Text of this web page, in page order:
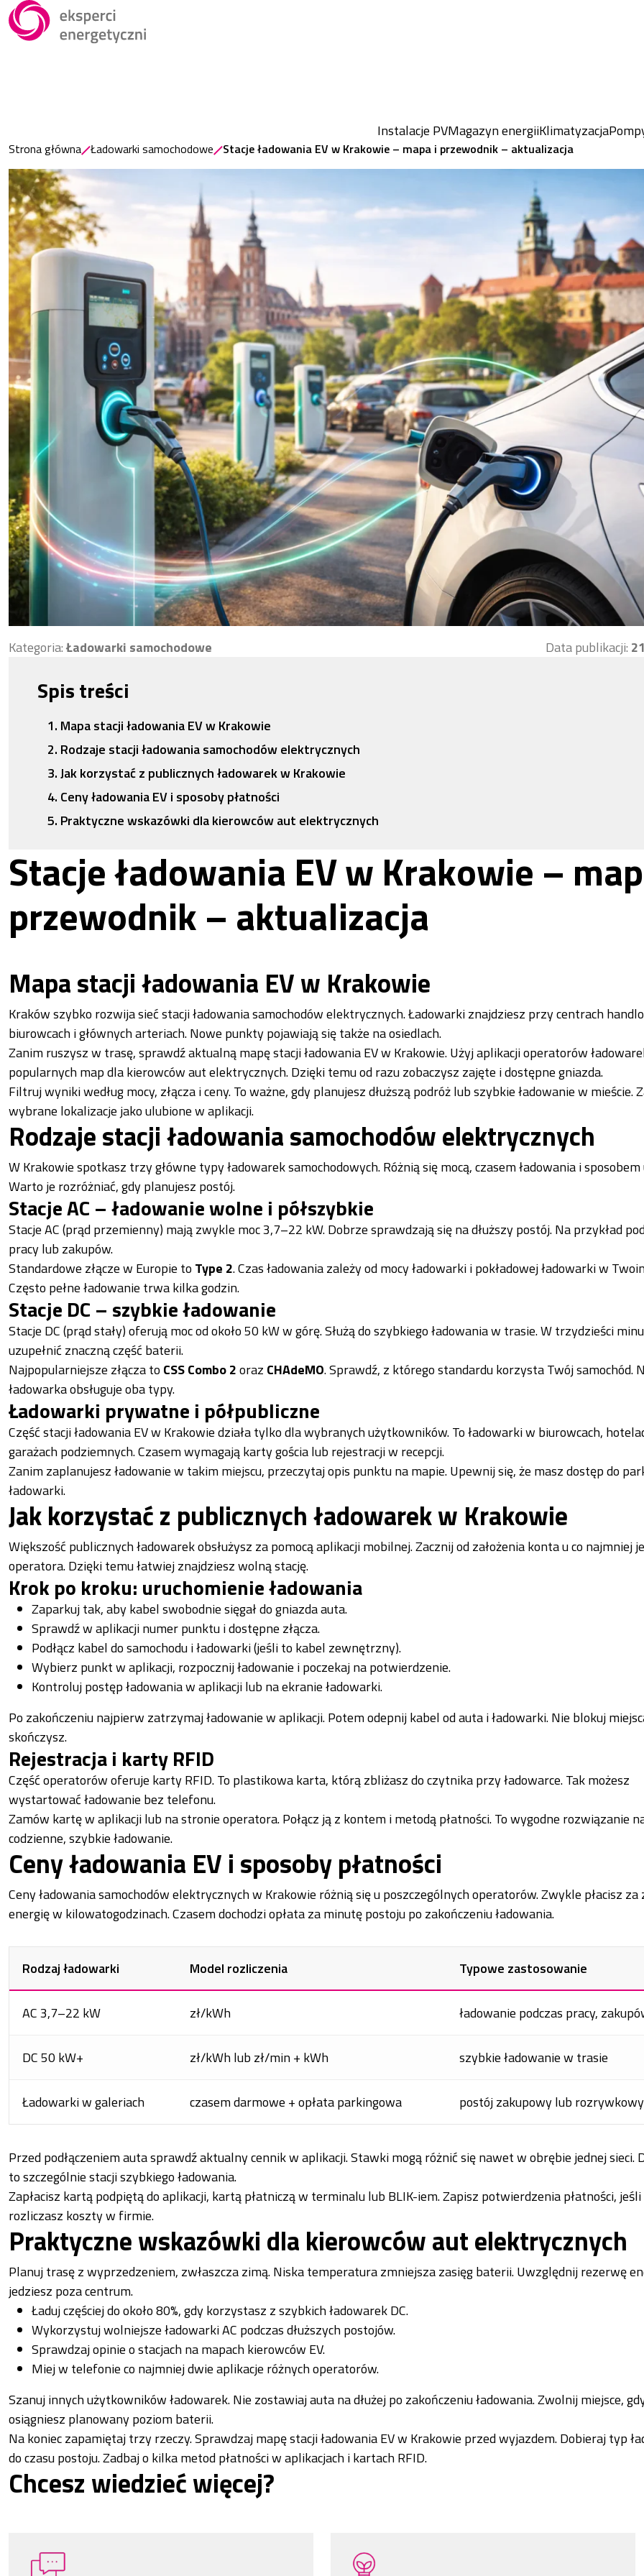
Instalacje PVMagazyn energiiKlimatyzacja
Strona główna Ładowarki samochodowe Stacje ładowania EV w Krakowie – mapa i przewodnik – aktualizacja
Kategoria:Ładowarki samochodowe Data publikacji:
Spis treści
Mapa stacji ładowania EV w Krakowie
Rodzaje stacji ładowania samochodów elektrycznych
Jak korzystać z publicznych ładowarek w Krakowie
Ceny ładowania EV i sposoby płatności
Praktyczne wskazówki dla kierowców aut elektrycznych
Stacje ładowania EV w Krakowie –
przewodnik – aktualizacja
Mapa stacji ładowania EV w Krakowie
Kraków szybko rozwija sieć stacji ładowania samochodów elektrycznych. Ładowarki znajdziesz przy centrach
biurowcach i głównych arteriach. Nowe punkty pojawiają się także na osiedlach.
Zanim ruszysz w trasę, sprawdź aktualną mapę stacji ładowania EV w Krakowie. Użyj aplikacji operatorów
popularnych map dla kierowców aut elektrycznych. Dzięki temu od razu zobaczysz zajęte i dostępne gniazda.
Filtruj wyniki według mocy, złącza i ceny. To ważne, gdy planujesz dłuższą podróż lub szybkie ładowanie w mieście.
wybrane lokalizacje jako ulubione w aplikacji.
Rodzaje stacji ładowania samochodów elektrycznych
W Krakowie spotkasz trzy główne typy ładowarek samochodowych. Różnią się mocą, czasem ładowania i sposobem
Warto je rozróżniać, gdy planujesz postój.
Stacje AC – ładowanie wolne i półszybkie
Stacje AC (prąd przemienny) mają zwykle moc 3,7–22 kW. Dobrze sprawdzają się na dłuższy postój. Na przykład
pracy lub zakupów.
Standardowe złącze w Europie to Type 2. Czas ładowania zależy od mocy ładowarki i pokładowej ładowarki w
Często pełne ładowanie trwa kilka godzin.
Stacje DC – szybkie ładowanie
Stacje DC (prąd stały) oferują moc od około 50 kW w górę. Służą do szybkiego ładowania w trasie. W trzydzieści
uzupełnić znaczną część baterii.
Najpopularniejsze złącza to CSS Combo 2oraz CHAdeMO. Sprawdź, z którego standardu korzysta Twój samochód.
ładowarka obsługuje oba typy.
Ładowarki prywatne i półpubliczne
Część stacji ładowania EV w Krakowie działa tylko dla wybranych użytkowników. To ładowarki w biurowcach,
garażach podziemnych. Czasem wymagają karty gościa lub rejestracji w recepcji.
Zanim zaplanujesz ładowanie w takim miejscu, przeczytaj opis punktu na mapie. Upewnij się, że masz dostęp do
ładowarki.
Jak korzystać z publicznych ładowarek w Krakowie
Większość publicznych ładowarek obsłużysz za pomocą aplikacji mobilnej. Zacznij od założenia konta u co najmniej
operatora. Dzięki temu łatwiej znajdziesz wolną stację.
Krok po kroku: uruchomienie ładowania
Zaparkuj tak, aby kabel swobodnie sięgał do gniazda auta.
Sprawdź w aplikacji numer punktu i dostępne złącza.
Podłącz kabel do samochodu i ładowarki (jeśli to kabel zewnętrzny).
Wybierz punkt w aplikacji, rozpocznij ładowanie i poczekaj na potwierdzenie.
Kontroluj postęp ładowania w aplikacji lub na ekranie ładowarki.
Po zakończeniu najpierw zatrzymaj ładowanie w aplikacji. Potem odepnij kabel od auta i ładowarki. Nie blokuj
skończysz.
Rejestracja i karty RFID
Część operatorów oferuje karty RFID. To plastikowa karta, którą zbliżasz do czytnika przy ładowarce. Tak możesz
wystartować ładowanie bez telefonu.
Zamów kartę w aplikacji lub na stronie operatora. Połącz ją z kontem i metodą płatności. To wygodne rozwiązanie
codzienne, szybkie ładowanie.
Ceny ładowania EV i sposoby płatności
Ceny ładowania samochodów elektrycznych w Krakowie różnią się u poszczególnych operatorów. Zwykle płacisz za
energię w kilowatogodzinach. Czasem dochodzi opłata za minutę postoju po zakończeniu ładowania.
Rodzaj ładowarki Model rozliczenia Typowe zastosowanie
AC 3,7–22 kW zł/kWh ładowanie podczas pracy,
DC 50 kW+ zł/kWh lub zł/min + kWh szybkie ładowanie w trasie
Ładowarki w galeriach czasem darmowe + opłata parkingowa postój zakupowy lub rozrywkowy
Przed podłączeniem auta sprawdź aktualny cennik w aplikacji. Stawki mogą różnić się nawet w obrębie jednej sieci.
to szczególnie stacji szybkiego ładowania.
Zapłacisz kartą podpiętą do aplikacji, kartą płatniczą w terminalu lub BLIK-iem. Zapisz potwierdzenia płatności, jeśli
rozliczasz koszty w firmie.
Praktyczne wskazówki dla kierowców aut elektrycznych
Planuj trasę z wyprzedzeniem, zwłaszcza zimą. Niska temperatura zmniejsza zasięg baterii. Uwzględnij rezerwę
jedziesz poza centrum.
Ładuj częściej do około 80%, gdy korzystasz z szybkich ładowarek DC.
Wykorzystuj wolniejsze ładowarki AC podczas dłuższych postojów.
Sprawdzaj opinie o stacjach na mapach kierowców EV.
Miej w telefonie co najmniej dwie aplikacje różnych operatorów.
Szanuj innych użytkowników ładowarek. Nie zostawiaj auta na dłużej po zakończeniu ładowania. Zwolnij miejsce,
osiągniesz planowany poziom baterii.
Na koniec zapamiętaj trzy rzeczy. Sprawdzaj mapę stacji ładowania EV w Krakowie przed wyjazdem. Dobieraj typ
do czasu postoju. Zadbaj o kilka metod płatności w aplikacjach i kartach RFID.
Chcesz wiedzieć więcej?